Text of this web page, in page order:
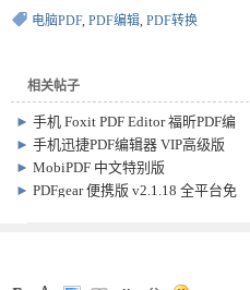
电脑PDF, PDF编辑, PDF转换
相关帖子
►手机 Foxit PDF Editor 福昕PDF编
辑器 高级订阅版
v2026.4.3.0527.0810
►手机迅捷PDF编辑器 VIP高级版
v1.9.4.0
►MobiPDF 中文特别版
v10.30.59210 PDF编辑转换软件
►PDFgear 便携版 v2.1.18 全平台免